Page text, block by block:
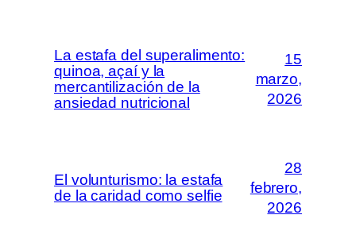
La estafa del superalimento:
quinoa, açaí y la
mercantilización de la
ansiedad nutricional
15
marzo,
2026
El volunturismo: la estafa
de la caridad como selfie
28
febrero,
2026